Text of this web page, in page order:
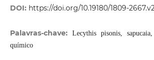
DOI: https://doi.org/10.19180/1809-
Palavras-chave:
Lecythis pisonis,
químico